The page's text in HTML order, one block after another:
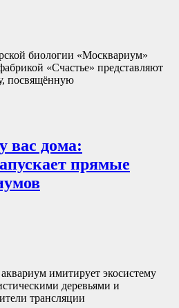
биологии «Москвариум»
«Счастье» представляют
посвящённую
вас дома:
прямые
имитирует экосистему
деревьями и
трансляции